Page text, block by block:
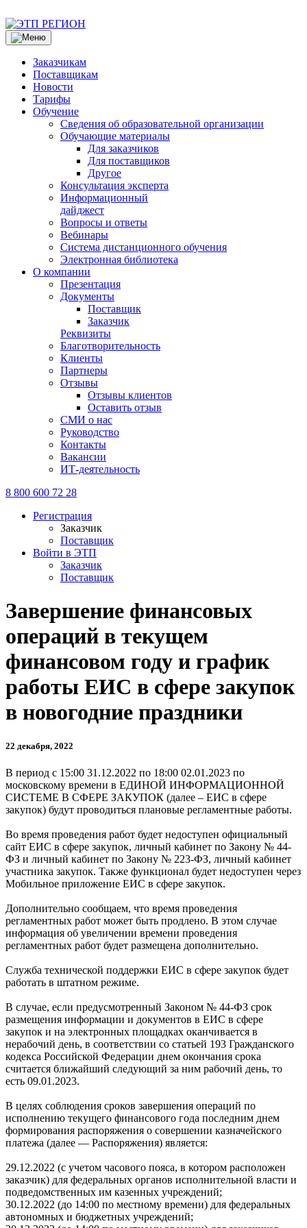
Заказчикам
Поставщикам
Новости
Тарифы
Обучение
Сведения об образовательной организации
Обучающие материалы
Для заказчиков
Для поставщиков
Другое
Консультация эксперта
Информационный
дайджест
Вопросы и ответы
Вебинары
Система дистанционного обучения
Электронная библиотека
О компании
Презентация
Документы
Поставщик
Заказчик
Реквизиты
Благотворительность
Клиенты
Партнеры
Отзывы
Отзывы клиентов
Оставить отзыв
СМИ о нас
Руководство
Контакты
Вакансии
ИТ-деятельность
8 800 600 72 28
Регистрация
Заказчик
Поставщик
Войти в ЭТП
Заказчик
Поставщик
Завершение финансовых
операций в текущем
финансовом году и график
работы ЕИС в сфере закупок
в новогодние праздники
22 декабря, 2022
В период с 15:00 31.12.2022 по 18:00 02.01.2023 по
московскому времени в ЕДИНОЙ ИНФОРМАЦИОННОЙ
СИСТЕМЕ В СФЕРЕ ЗАКУПОК (далее – ЕИС в сфере
закупок) будут проводиться плановые регламентные работы.
Во время проведения работ будет недоступен официальный
сайт ЕИС в сфере закупок, личный кабинет по Закону № 44-
ФЗ и личный кабинет по Закону № 223-ФЗ, личный кабинет
участника закупок. Также функционал будет недоступен через
Мобильное приложение ЕИС в сфере закупок.
Дополнительно сообщаем, что время проведения
регламентных работ может быть продлено. В этом случае
информация об увеличении времени проведения
регламентных работ будет размещена дополнительно.
Служба технической поддержки ЕИС в сфере закупок будет
работать в штатном режиме.
В случае, если предусмотренный Законом № 44-ФЗ срок
размещения информации и документов в ЕИС в сфере
закупок и на электронных площадках оканчивается в
нерабочий день, в соответствии со статьей 193 Гражданского
кодекса Российской Федерации днем окончания срока
считается ближайший следующий за ним рабочий день, то
есть 09.01.2023.
В целях соблюдения сроков завершения операций по
исполнению текущего финансового года последним днем
формирования распоряжения о совершении казначейского
платежа (далее — Распоряжения) является:
29.12.2022 (с учетом часового пояса, в котором расположен
заказчик) для федеральных органов исполнительной власти и
подведомственных им казенных учреждений;
30.12.2022 (до 14:00 по местному времени) для федеральных
автономных и бюджетных учреждений;